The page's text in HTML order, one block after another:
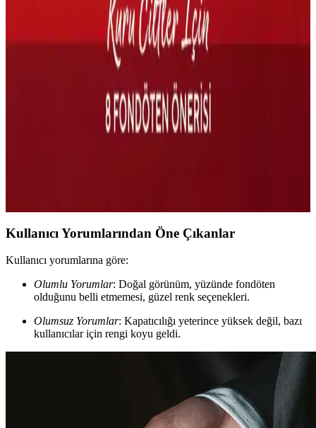
So Natural All Day Tight Make Up Setting Fixx
Spreyi: Özellikler ve Kullanıcı Deneyimleri
So Natural All Day Tight Make Up Setting Fixx, sıcak ve nemli
iklimlerde makyajı 6-7 saat sabitlerken, bazı kullanıcılar parlama ve
yapışkanlık sorunları yaşamaktadır. Ürün cilt tipine göre farklı etkiler
Kuru Ciltler İçin Nemlendirici Fondöten ve Baz
Makyaj Önerileri ve Uygulama Teknikleri
Kullanıcı Yorumlarından Öne Çıkanlar
Kullanıcı yorumlarına göre:
Olumlu Yorumlar: Doğal görünüm, yüzünde fondöten
olduğunu belli etmemesi, güzel renk seçenekleri.
Olumsuz Yorumlar: Kapatıcılığı yeterince yüksek değil, bazı
kullanıcılar için rengi koyu geldi.